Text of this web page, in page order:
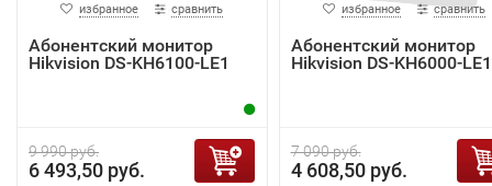
избранное сравнить
Абонентский монитор
Hikvision DS-KH6100-LE1
9 990 руб.
6 493,50 руб.
избранное сравнить
Абонентский монитор
Hikvision DS-KH6000-LE1
7 090 руб.
4 608,50 руб.